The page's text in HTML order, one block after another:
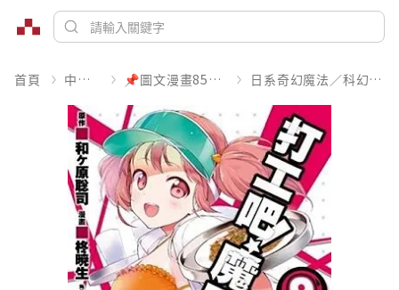
首頁 中文書 📌圖文漫畫85折起 日系奇幻魔法／科幻冒險